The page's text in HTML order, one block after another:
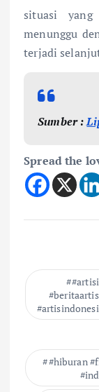
situasi yang
menunggu
terjadi
Sumber :
Spread the
#hiburan